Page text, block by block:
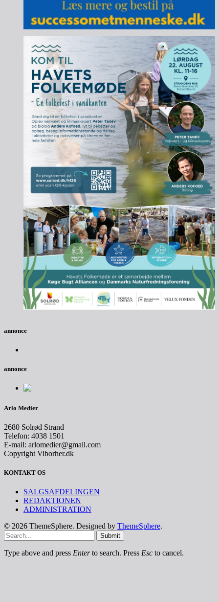
annonce
annonce
Arlo Medier
2680 Solrød Strand
Telefon: 4038 1501
E-mail: arlomedier@gmail.com
Copyright Viborher.dk
KONTAKT OS
SALGSAFDELINGEN
REDAKTIONEN
ADMINISTRATION
© 2026 ThemeSphere. Designed by ThemeSphere.
Submit
Type above and press Enterto search. Press Esc to cancel.